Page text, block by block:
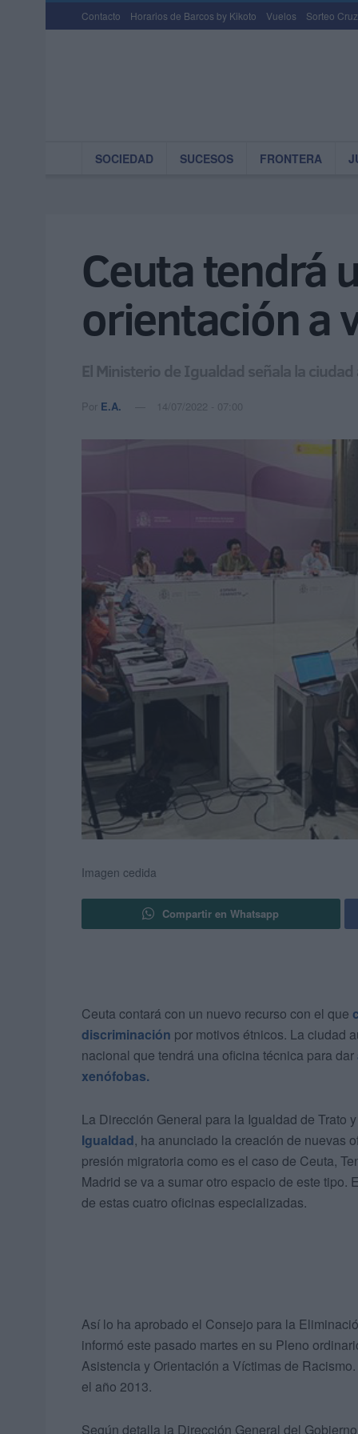
Contacto Horarios de Barcos by Kikoto Vuelos Sorteo
SOCIEDAD SUCESOS FRONTERA
Ceuta tendrá
orientación a
El Ministerio de Igualdad señala la
Por E.A. 14/07/2022 - 07:00
Imagen cedida
Compartir en Whatsapp
Ceuta contará con un nuevo recurso con el que
discriminación por motivos étnicos. La ciudad
nacional que tendrá una oficina técnica para dar
xenófobas.
La Dirección General para la Igualdad de Trato
Igualdad, ha anunciado la creación de nuevas
presión migratoria como es el caso de Ceuta,
Madrid se va a sumar otro espacio de este
de estas cuatro oficinas especializadas.
Así lo ha aprobado el Consejo para la
informó este pasado martes en su Pleno
Asistencia y Orientación a Víctimas de
el año 2013.
Según detalla la Dirección General del